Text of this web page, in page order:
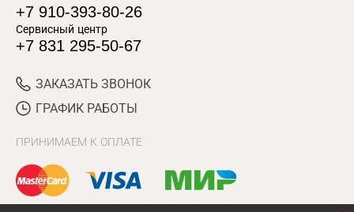
+7 910-393-80-26
Сервисный центр
+7 831 295-50-67
ЗАКАЗАТЬ ЗВОНОК
ГРАФИК РАБОТЫ
ПРИНИМАЕМ К ОПЛАТЕ